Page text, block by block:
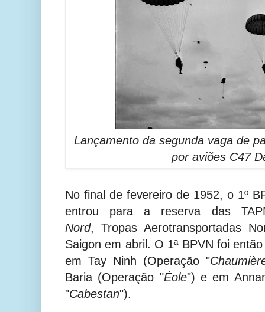
Lançamento da segunda vaga de
por aviões C47
No final de fevereiro de 1952, o 1º
entrou para a reserva das
Nord, Tropas Aerotransportadas
Saigon em abril. O 1ª BPVN foi
em Tay Ninh (Operação "
Baria (Operação "Éole") e em
"Cabestan").